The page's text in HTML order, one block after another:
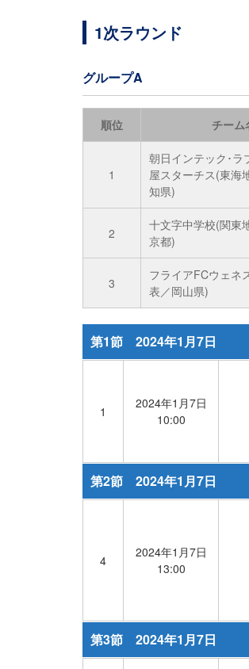
1次ラウンド
グループA
順位 チーム
1
朝日インテック･ラ
屋スターチス(東海
知県)
2
十文字中学校(関東
京都)
3
フライアFCウェネ
表／岡山県)
第1節 2024年1月7日
1
2024年1月7日
10:00
第2節 2024年1月7日
4
2024年1月7日
13:00
第3節 2024年1月7日